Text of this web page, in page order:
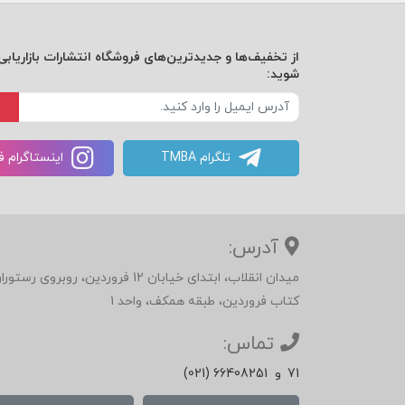
از تخفیف‌ها و جدیدترین‌های فروشگاه انتشارات
شوید:
تلگرام TMBA
آدرس:
میدان انقلاب، ابتدای خیابان 12
کتاب فروردین، طبقه همکف، واحد 1
تماس:
(021) 66408251 و 71